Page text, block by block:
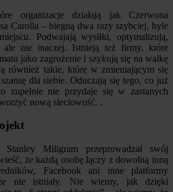
organizacje działają jak Czerwona
Carolla – biegną dwa razy szybciej, byle
Podwajają wysiłki, optymalizują,
ale nie inaczej. Istnieją też firmy, które
jako zagrożenie i szykują się na walkę
również takie, które w zmieniającym się
dla siebie. Oduczają się tego, co już
zupełnie nie przydaje się w zastanych
nową sieciowość. .
Miligram przeprowadzał swój
że każdą osobę łączy z dowolną inną
Facebook ani inne platformy
nie istniały. Nie wiemy, jak dzięki